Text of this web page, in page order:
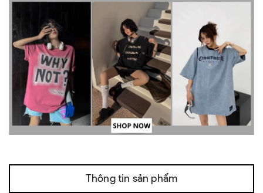
Thông tin sản phẩm